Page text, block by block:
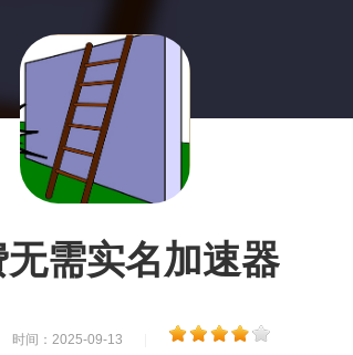
需实名加速器
时间：2025-09-13